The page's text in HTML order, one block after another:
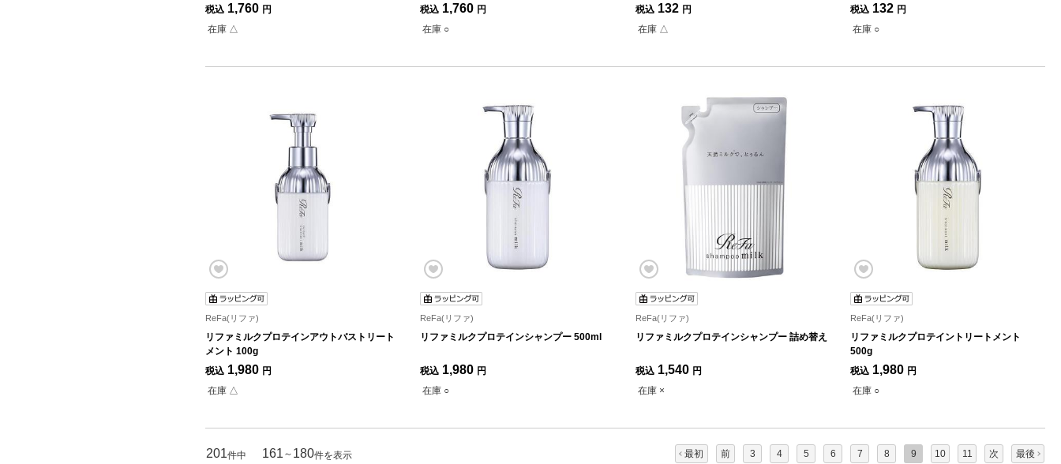
税込 1,760 円
在庫 △
税込 1,760 円
在庫 ○
税込 132 円
在庫 △
税込 132 円
在庫 ○
ReFa(リファ)
リファミルクプロテインアウトバストリート
メント 100g
税込 1,980 円
在庫 △
ReFa(リファ)
リファミルクプロテインシャンプー 500ml
税込 1,980 円
在庫 ○
ReFa(リファ)
リファミルクプロテインシャンプー 詰め替え
税込 1,540 円
在庫 ×
ReFa(リファ)
リファミルクプロテイントリートメント
500g
税込 1,980 円
在庫 ○
201件中 161 ～ 180件を表示 最初 前 3 4 5 6 7 8 9 10 11 次 最後